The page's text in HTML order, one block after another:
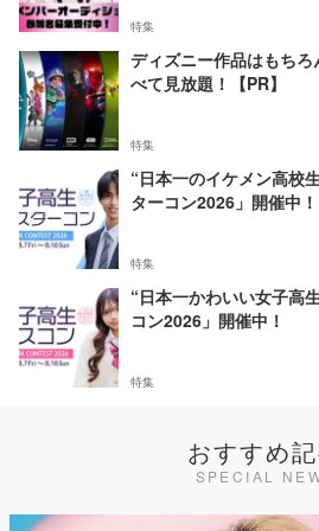
特集
ディズニー作品はもち
べて見放題！【PR】
特集
“日本一のイケメン高校
ターコン2026」開催中！
特集
“日本一かわいい女子高
コン2026」開催中！
特集
おすすめ
SPECIAL